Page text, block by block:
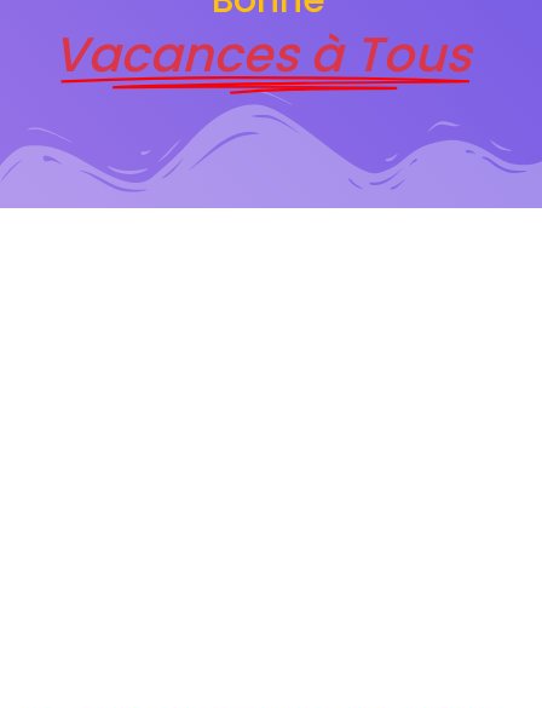
Vacances à Tous